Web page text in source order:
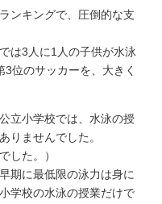
ンキングで、圧倒的な支
は3人に1人の子供が水泳
位のサッカーを、大きく
立小学校では、水泳の授
りませんでした。
した。）
期に最低限の泳力は身に
学校の水泳の授業だけで